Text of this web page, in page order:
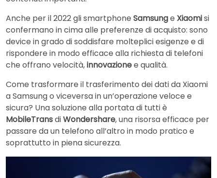
Anche per il 2022 gli smartphone Samsunge Xiaomisi
confermano in cima alle preferenze di acquisto: sono
device in grado di soddisfare molteplici esigenze e di
rispondere in modo efficace alla richiesta di telefoni
che offrano velocità,innovazionee qualità.
Come trasformare il trasferimento dei dati da Xiaomi
a Samsung o viceversa in un’operazione veloce e
sicura? Una soluzione alla portata di tutti è
MobileTransdiWondershare, una risorsa efficace per
passare da un telefono all’altro in modo pratico e
soprattutto in piena sicurezza.